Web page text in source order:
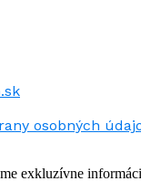
osobných
exkluzívne